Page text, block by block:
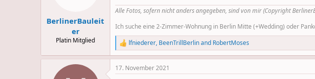
s
BerlinerBauleit
er
Platin Mitglied
Alle Fotos, sofern nicht anders angegeben, sind von mir (Copyright
Ich suche eine 2-Zimmer-Wohnung in Berlin Mitte (+Wedding) oder
R
e
a
c
lfniederer, BeenTrillBerlinand RobertMoses
17. November 2021